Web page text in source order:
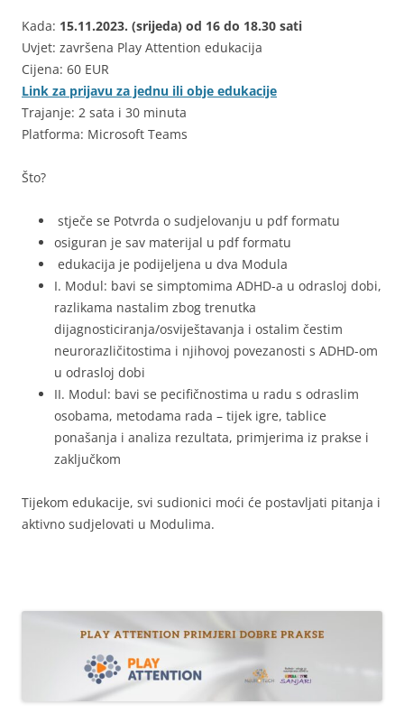
Kada: 15.11.2023. (srijeda) od 16 do 18.30 sati
Uvjet: završena Play Attention edukacija
Cijena: 60 EUR
Link za prijavu za jednu ili obje edukacije
Trajanje: 2 sata i 30 minuta
Platforma: Microsoft Teams
Što?
stječe se Potvrda o sudjelovanju u pdf formatu
osiguran je sav materijal u pdf formatu
edukacija je podijeljena u dva Modula
I. Modul: bavi se simptomima ADHD-a u odrasloj dobi,
razlikama nastalim zbog trenutka
dijagnosticiranja/osviještavanja i ostalim čestim
neurorazličitostima i njihovoj povezanosti s ADHD-om
u odrasloj dobi
II. Modul: bavi se pecifičnostima u radu s odraslim
osobama, metodama rada – tijek igre, tablice
ponašanja i analiza rezultata, primjerima iz prakse i
zaključkom
Tijekom edukacije, svi sudionici moći će postavljati pitanja i
aktivno sudjelovati u Modulima.